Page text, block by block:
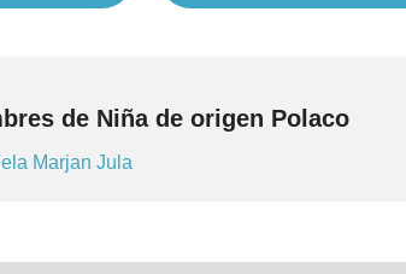
de Niña de origen Polaco
Marjan Jula